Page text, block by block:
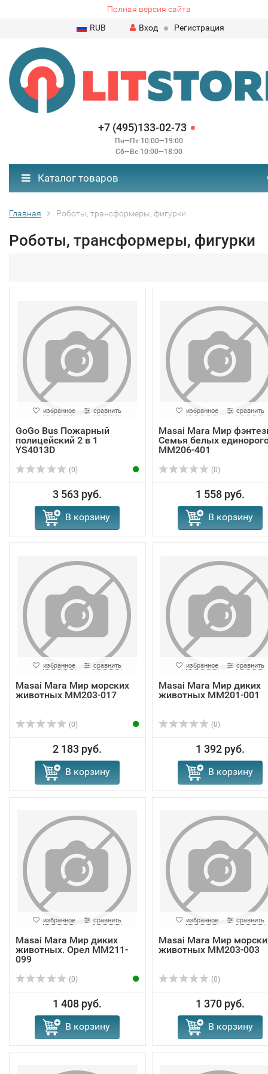
Полная версия сайта
RUB
Вход Регистрация
+7 (495)133-02-73
Пн—Пт 10:00—19:00
Сб—Вс 10:00—18:00
Каталог товаров
Главная Роботы, трансформеры, фигурки
Роботы, трансформеры, фигурки
избранное сравнить
GoGo Bus Пожарный
полицейский 2 в 1
YS4013D
(0)
3 563 руб.
В корзину
избранное сравнить
Masai Mara Мир
Семья белых
MM206-401
(0)
1 558 руб.
В корзину
избранное сравнить
Masai Mara Мир морских
животных ММ203-017
(0)
2 183 руб.
В корзину
избранное сравнить
Masai Mara Мир диких
животных MM201-001
(0)
1 392 руб.
В корзину
избранное сравнить
Masai Mara Мир диких
животных. Орел MM211-
099
(0)
1 408 руб.
В корзину
избранное сравнить
Masai Mara Мир
животных ММ203-003
(0)
1 370 руб.
В корзину